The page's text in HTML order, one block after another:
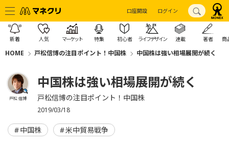
口座開設 ログイン
新着 人気 マーケット 特集 初心者 ライフデザイン 連載 著者 商
HOME 戸松信博の注目ポイント！中国株 中国株は強い相場展開が続く
戸松 信博
中国株は強い相場展開が続く
戸松信博の注目ポイント！中国株
2019/03/18
中国株 米中貿易戦争